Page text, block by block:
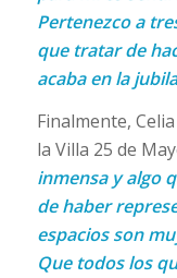
Pertenezco a
que tratar de
acaba en la
Finalmente,
la Villa 25 de
inmensa y algo
de haber
espacios son
Que todos los